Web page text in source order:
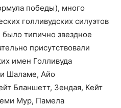
победы), много
голливудских силуэтов
было типично звездное
присутствовали
имен Голливуда
Шаламе, Айо
Бланшетт, Зендая, Кейт
Мур, Памела